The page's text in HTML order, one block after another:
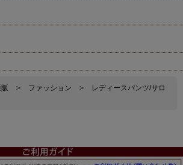
> ファッション >
レディースパンツ/サロ